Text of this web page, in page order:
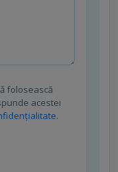
folosească
acestei
.